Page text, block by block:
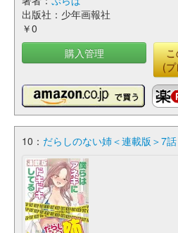
出版社：少年画報社
￥0
購入管理
(
10： だらしのない姉＜連載版＞7